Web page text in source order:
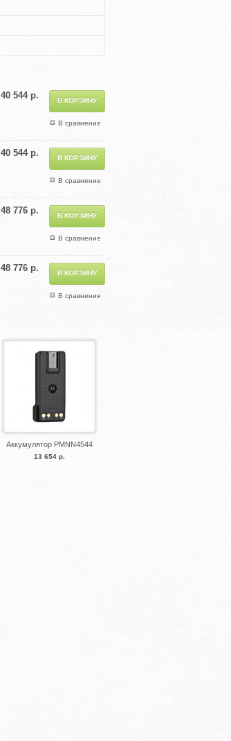
В сравнение
40 544 р.
В сравнение
40 544 р.
В сравнение
48 776 р.
В сравнение
48 776 р.
Аккумулятор PMNN4544
13 654 р.